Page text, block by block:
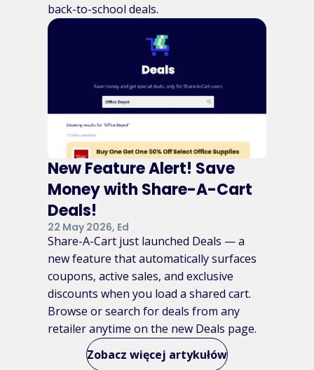
back-to-school deals.
New Feature Alert! Save
Money with Share-A-Cart
Deals!
22 May 2026, Ed
Share-A-Cart just launched Deals — a
new feature that automatically surfaces
coupons, active sales, and exclusive
discounts when you load a shared cart.
Browse or search for deals from any
retailer anytime on the new Deals page.
Zobacz więcej artykułów